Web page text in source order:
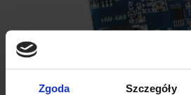
Zgoda Szczegóły